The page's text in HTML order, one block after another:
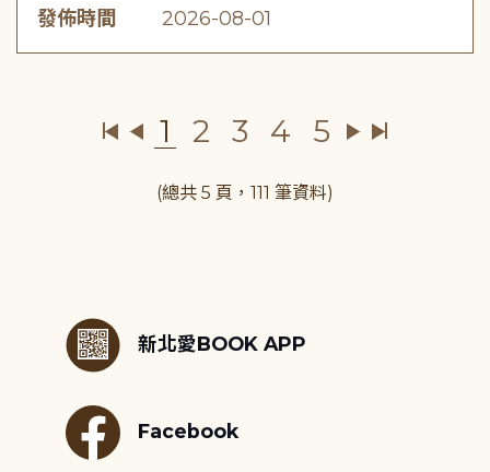
發佈時間 2026-08-01
1 2 3 4 5
(總共 5 頁，111 筆資料)
新北愛BOOK APP
Facebook